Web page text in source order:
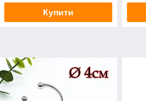
Купити